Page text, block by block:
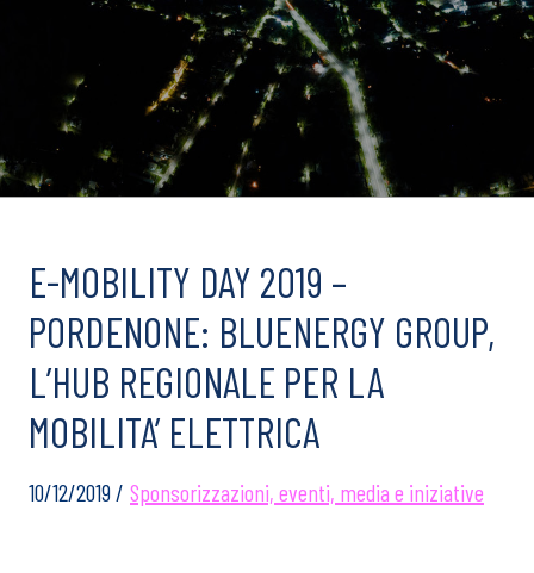
E-MOBILITY DAY 2019 –
PORDENONE: BLUENERGY GROUP,
L’HUB REGIONALE PER LA
MOBILITA’ ELETTRICA
10/12/2019 / Sponsorizzazioni, eventi, media e iniziative